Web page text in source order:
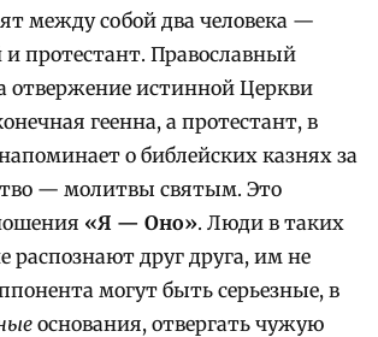
между собой два человека —
протестант. Православный
отвержение истинной Церкви
геенна, а протестант, в
о библейских казнях за
— молитвы святым. Это
«Я — Оно». Люди в таких
распознают друг друга, им не
могут быть серьезные, в
основания, отвергать чужую